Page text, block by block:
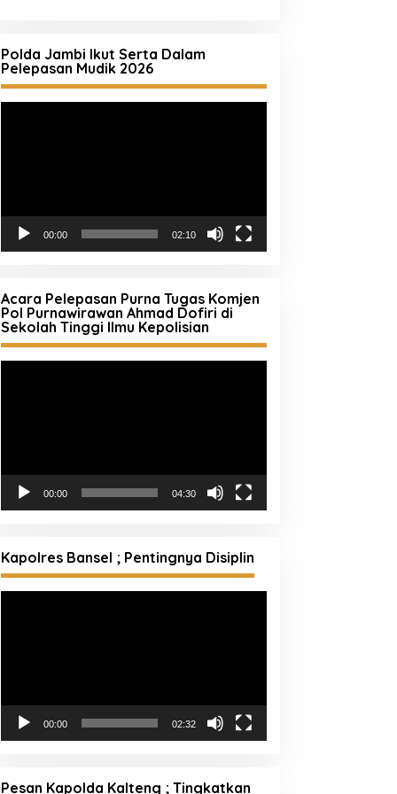
Polda Jambi Ikut Serta Dalam
Pelepasan Mudik 2026
00:00 02:10
Acara Pelepasan Purna Tugas Komjen
Pol Purnawirawan Ahmad Dofiri di
Sekolah Tinggi Ilmu Kepolisian
00:00 04:30
Kapolres Bansel ; Pentingnya Disiplin
00:00 02:32
Pesan Kapolda Kalteng ; Tingkatkan